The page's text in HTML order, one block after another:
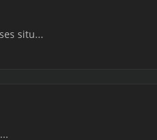
situ...